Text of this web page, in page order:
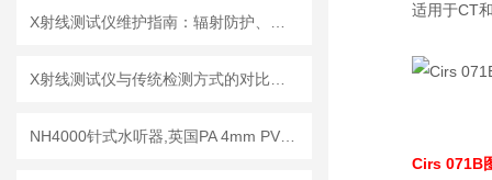
适用于CT
Cirs 071B